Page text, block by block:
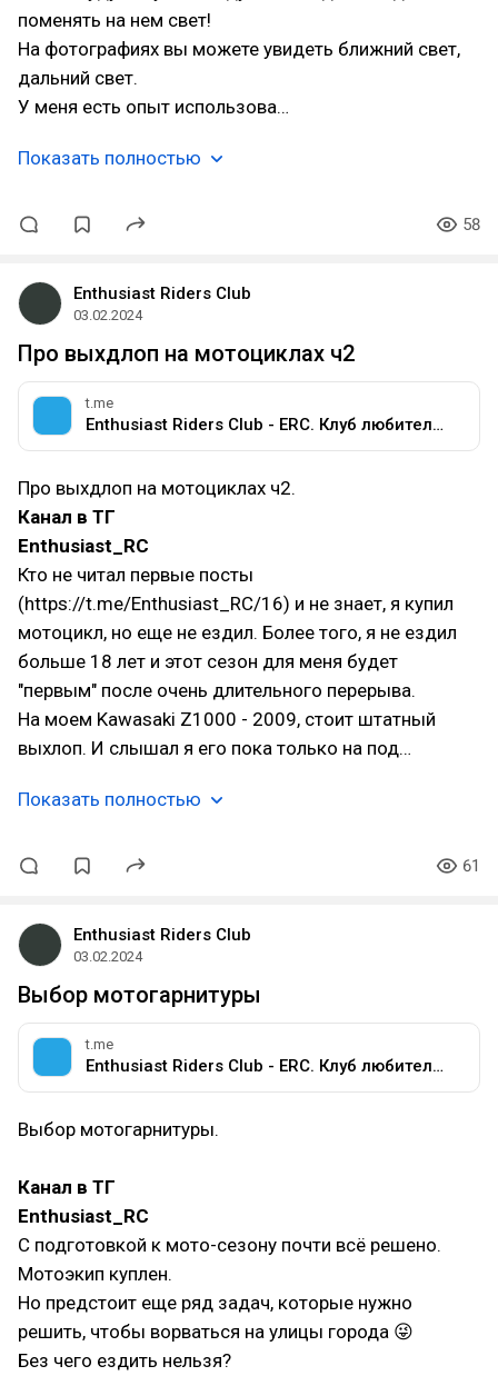
поменять на нем свет!
На фотографиях вы можете увидеть ближний свет,
дальний свет.
У меня есть опыт использова…
Показать полностью
58
Enthusiast Riders Club
03.02.2024
Про выхдлоп на мотоциклах ч2
t.me
Enthusiast Riders Club - ERC. Клуб любителей мотоциклов разных марок.
Про выхдлоп на мотоциклах ч2.
Канал в ТГ
Enthusiast_RC
Кто не читал первые посты
(https://t.me/Enthusiast_RC/16) и не знает, я купил
мотоцикл, но еще не ездил. Более того, я не ездил
больше 18 лет и этот сезон для меня будет
"первым" после очень длительного перерыва.
На моем Kawasaki Z1000 - 2009, стоит штатный
выхлоп. И слышал я его пока только на под…
Показать полностью
61
Enthusiast Riders Club
03.02.2024
Выбор мотогарнитуры
t.me
Enthusiast Riders Club - ERC. Клуб любителей мотоциклов разных марок.
Выбор мотогарнитуры.
Канал в ТГ
Enthusiast_RC
С подготовкой к мото-сезону почти всё решено.
Мотоэкип куплен.
Но предстоит еще ряд задач, которые нужно
решить, чтобы ворваться на улицы города 😜
Без чего ездить нельзя?